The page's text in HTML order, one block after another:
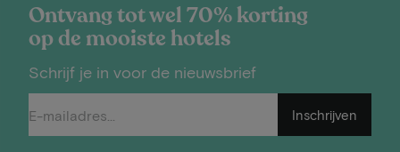
Ontvang tot wel 70% korting
op de mooiste hotels
Schrijf je in voor de nieuwsbrief
Inschrijven